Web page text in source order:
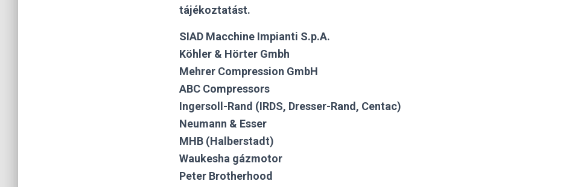
tájékoztatást.
SIAD Macchine Impianti S.p.A.
Köhler & Hörter Gmbh
Mehrer Compression GmbH
ABC Compressors
Ingersoll-Rand (IRDS, Dresser-Rand, Centac)
Neumann & Esser
MHB (Halberstadt)
Waukesha gázmotor
Peter Brotherhood